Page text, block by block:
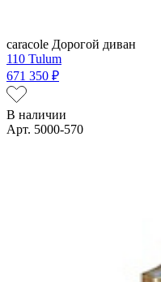
caracole Дорогой диван
110 Tulum
671 350 ₽
В наличии
Арт. 5000-570